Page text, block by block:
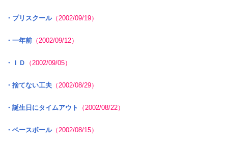
・プリスクール（2002/09/19）
・一年前（2002/09/12）
・ＩＤ （2002/09/05）
・捨てない工夫（2002/08/29）
・誕生日にタイムアウト （2002/08/22）
・ベースボール（2002/08/15）